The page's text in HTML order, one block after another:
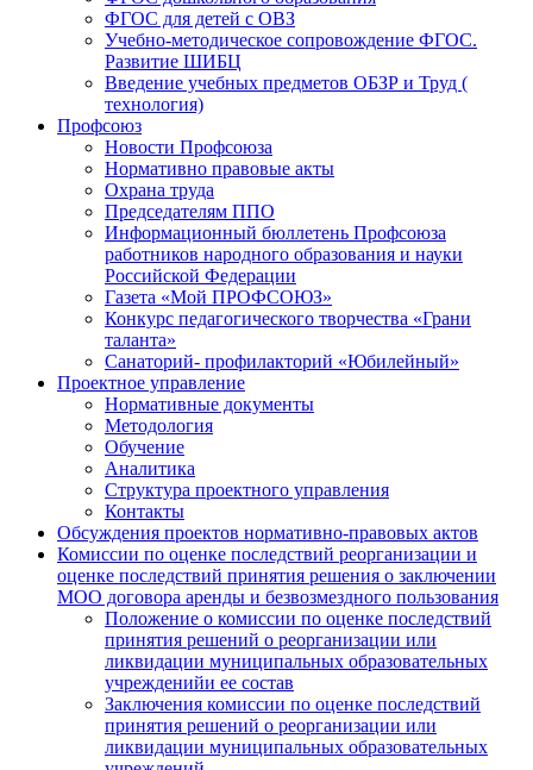
ФГОС для детей с ОВЗ
Учебно-методическое сопровождение ФГОС.
Развитие ШИБЦ
Введение учебных предметов ОБЗР и Труд (
технология)
Профсоюз
Новости Профсоюза
Нормативно правовые акты
Охрана труда
Председателям ППО
Информационный бюллетень Профсоюза
работников народного образования и науки
Российской Федерации
Газета «Мой ПРОФСОЮЗ»
Конкурс педагогического творчества «Грани
таланта»
Санаторий- профилакторий «Юбилейный»
Проектное управление
Нормативные документы
Методология
Обучение
Аналитика
Структура проектного управления
Контакты
Обсуждения проектов нормативно-правовых актов
Комиссии по оценке последствий реорганизации и
оценке последствий принятия решения о заключении
МОО договора аренды и безвозмездного пользования
Положение о комиссии по оценке последствий
принятия решений о реорганизации или
ликвидации муниципальных образовательных
учрежденийи ее состав
Заключения комиссии по оценке последствий
принятия решений о реорганизации или
ликвидации муниципальных образовательных